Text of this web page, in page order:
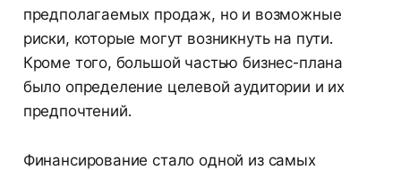
предполагаемых продаж, но и возможные
риски, которые могут возникнуть на пути.
Кроме того, большой частью бизнес-плана
было определение целевой аудитории и их
предпочтений.
Финансирование стало одной из самых